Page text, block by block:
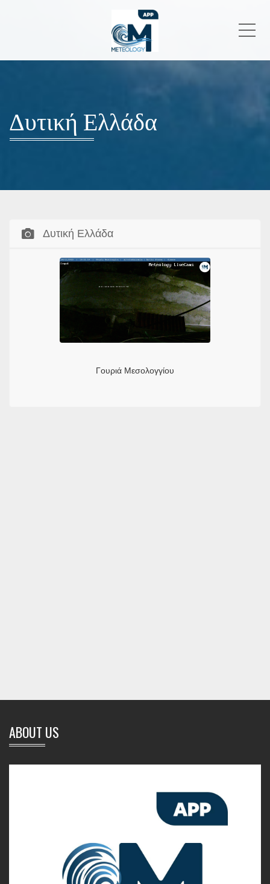
Δυτική Ελλάδα
Δυτική Ελλάδα
Γουριά Μεσολογγίου
ABOUT US